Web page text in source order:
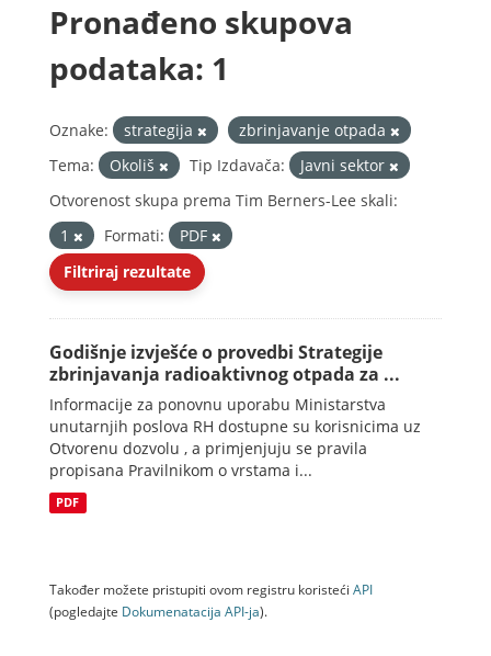
Pronađeno skupova
podataka: 1
Oznake: strategija
zbrinjavanje otpada
Tema:
Okoliš Tip Izdavača:
Javni sektor
Otvorenost skupa prema Tim Berners-Lee skali:
1
Formati:
PDF
Filtriraj rezultate
Godišnje izvješće o provedbi Strategije
zbrinjavanja radioaktivnog otpada za ...
Informacije za ponovnu uporabu Ministarstva
unutarnjih poslova RH dostupne su korisnicima uz
Otvorenu dozvolu , a primjenjuju se pravila
propisana Pravilnikom o vrstama i...
PDF
Također možete pristupiti ovom registru koristeći API
(pogledajte Dokumenаtаcijа API-jа).